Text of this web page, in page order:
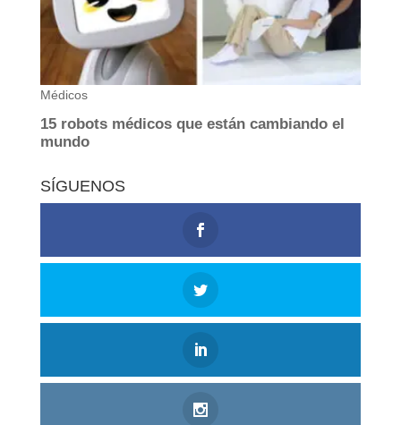
SÍGUENOS